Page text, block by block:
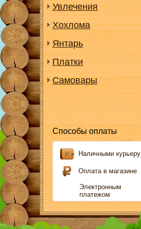
Увлечения
Хохлома
Янтарь
Платки
Самовары
Способы оплаты
Наличными курьеру
Оплата в магазине
Электронным
платежом